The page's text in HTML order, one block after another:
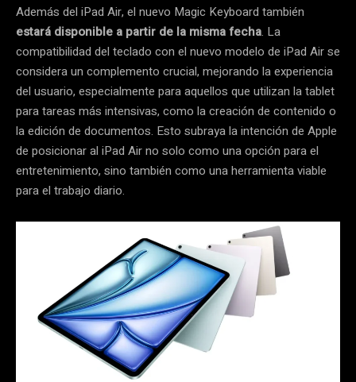
Además del iPad Air, el nuevo Magic Keyboard también
estará disponible a partir de la misma fecha. La
compatibilidad del teclado con el nuevo modelo de iPad Air se
considera un complemento crucial, mejorando la experiencia
del usuario, especialmente para aquellos que utilizan la tablet
para tareas más intensivas, como la creación de contenido o
la edición de documentos. Esto subraya la intención de Apple
de posicionar al iPad Air no solo como una opción para el
entretenimiento, sino también como una herramienta viable
para el trabajo diario.